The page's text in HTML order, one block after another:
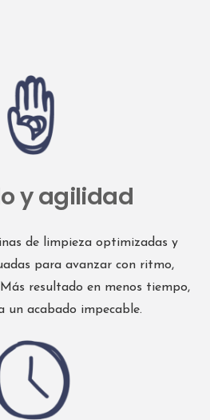
y agilidad
de limpieza optimizadas y
para avanzar con ritmo,
resultado en menos tiempo,
un acabado impecable.